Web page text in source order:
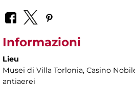
Informazioni
Lieu
Musei di Villa Torlonia, Casino
antiaerei